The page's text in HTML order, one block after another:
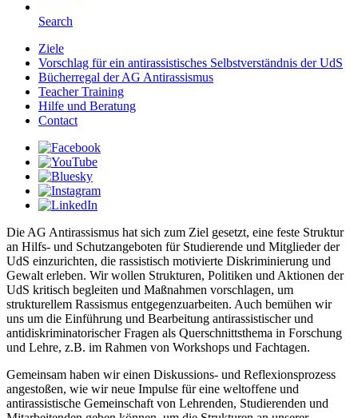
Search
Ziele
Vorschlag für ein antirassistisches Selbstverständnis der UdS
Bücherregal der AG Antirassismus
Teacher Training
Hilfe und Beratung
Contact
Die AG Antirassismus hat sich zum Ziel gesetzt, eine feste Struktur
an Hilfs- und Schutzangeboten für Studierende und Mitglieder der
UdS einzurichten, die rassistisch motivierte Diskriminierung und
Gewalt erleben. Wir wollen Strukturen, Politiken und Aktionen der
UdS kritisch begleiten und Maßnahmen vorschlagen, um
strukturellem Rassismus entgegenzuarbeiten. Auch bemühen wir
uns um die Einführung und Bearbeitung antirassistischer und
antidiskriminatorischer Fragen als Querschnittsthema in Forschung
und Lehre, z.B. im Rahmen von Workshops und Fachtagen.
Gemeinsam haben wir einen Diskussions- und Reflexionsprozess
angestoßen, wie wir neue Impulse für eine weltoffene und
antirassistische Gemeinschaft von Lehrenden, Studierenden und